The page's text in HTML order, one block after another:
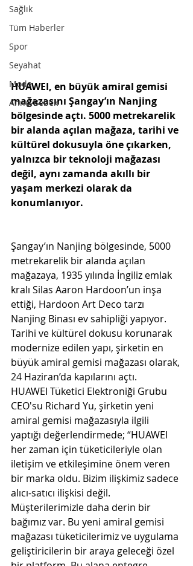
Sağlık
Tüm Haberler
Spor
Seyahat
Moda
Anne-Bebek
HUAWEI, en büyük amiral gemisi
mağazasını Şangay’ın Nanjing
bölgesinde açtı. 5000 metrekarelik
bir alanda açılan mağaza, tarihi ve
kültürel dokusuyla öne çıkarken,
yalnızca bir teknoloji mağazası
değil, aynı zamanda akıllı bir
yaşam merkezi olarak da
konumlanıyor.
Şangay’ın Nanjing bölgesinde, 5000
metrekarelik bir alanda açılan
mağazaya, 1935 yılında İngiliz emlak
kralı Silas Aaron Hardoon’un inşa
ettiği, Hardoon Art Deco tarzı
Nanjing Binası ev sahipliği yapıyor.
Tarihi ve kültürel dokusu korunarak
modernize edilen yapı, şirketin en
büyük amiral gemisi mağazası olarak,
24 Haziran’da kapılarını açtı.
HUAWEI Tüketici Elektroniği Grubu
CEO'su Richard Yu, şirketin yeni
amiral gemisi mağazasıyla ilgili
yaptığı değerlendirmede; “HUAWEI
her zaman için tüketicileriyle olan
iletişim ve etkileşimine önem veren
bir marka oldu. Bizim ilişkimiz sadece
alıcı-satıcı ilişkisi değil.
Müşterilerimizle daha derin bir
bağımız var. Bu yeni amiral gemisi
mağazası tüketicilerimiz ve uygulama
geliştiricilerin bir araya geleceği özel